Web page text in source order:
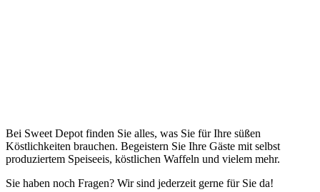
Bei Sweet Depot finden Sie alles, was Sie für Ihre süßen
Köstlichkeiten brauchen. Begeistern Sie Ihre Gäste mit selbst
produziertem Speiseeis, köstlichen Waffeln und vielem mehr.
Sie haben noch Fragen? Wir sind jederzeit gerne für Sie da!